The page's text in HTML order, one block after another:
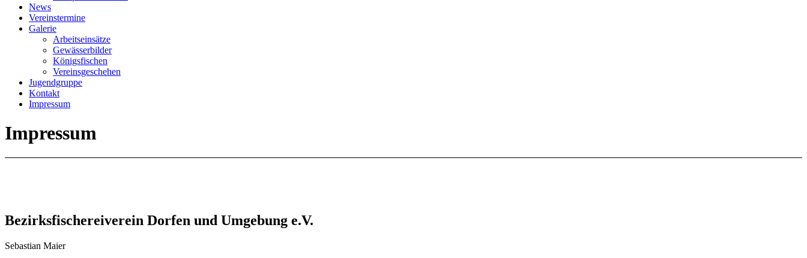
News
Vereinstermine
Galerie
Arbeitseinsätze
Gewässerbilder
Königsfischen
Vereinsgeschehen
Jugendgruppe
Kontakt
Impressum
Impressum
Bezirksfischereiverein Dorfen und Umgebung e.V.
Sebastian Maier